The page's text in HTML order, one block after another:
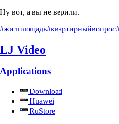
Ну вот, а вы не верили.
#жилплощадь#квартирныйвопрос
LJ Video
Applications
Download
Huawei
RuStore